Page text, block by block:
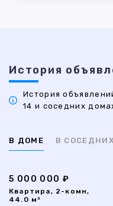
История
История
14 и соседних
В ДОМЕ В
5 000 000 ₽
Квартира, 2-комн,
44.0 м²